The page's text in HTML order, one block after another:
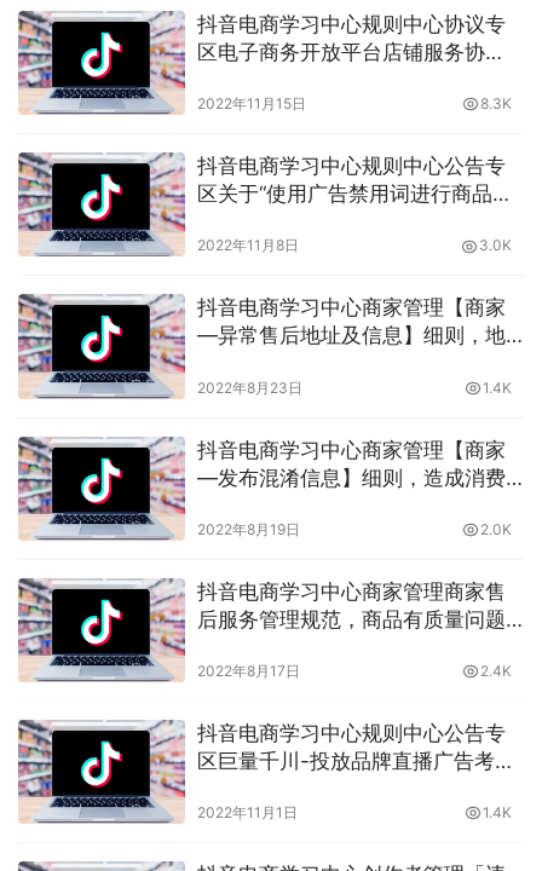
抖音电商学习中心规则中心协议专
区电子商务开放平台店铺服务协
特殊？晓多带你了解
2022年11月15日 8.3K
抖音电商学习中心规则中心公告专
区关于“使用广告禁用词进行商品宣
么后果？晓多告诉你
2022年11月8日 3.0K
抖音电商学习中心商家管理【商家
—异常售后地址及信息】细则，地
2022年8月23日 1.4K
抖音电商学习中心商家管理【商家
—发布混淆信息】细则，造成消费
晓多告诉你
2022年8月19日 2.0K
抖音电商学习中心商家管理商家售
后服务管理规范，商品有质量问题
2022年8月17日 2.4K
抖音电商学习中心规则中心公告专
区巨量千川-投放品牌直播广告考核
告，晓多带你了解
2022年11月1日 1.4K